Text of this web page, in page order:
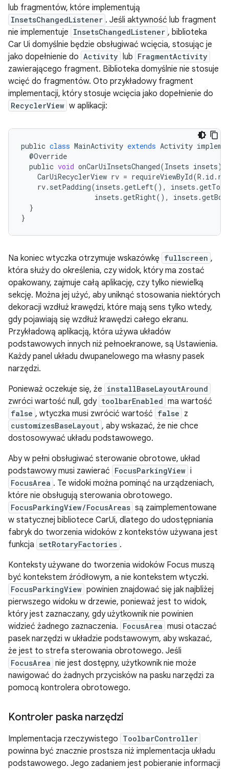
lub fragmentów, które implementują
InsetsChangedListener . Jeśli aktywność lub fragment
nie implementuje InsetsChangedListener , biblioteka
Car Ui domyślnie będzie obsługiwać wcięcia, stosując je
jako dopełnienie do Activity lub FragmentActivity
zawierającego fragment. Biblioteka domyślnie nie stosuje
wcięć do fragmentów. Oto przykładowy fragment
implementacji, który stosuje wcięcia jako dopełnienie do
RecyclerView w aplikacji:
public class MainActivity extends Activity
@Override
public void onCarUiInsetsChanged(Insets insets)
CarUiRecyclerView rv = requireViewById(R . id .
rv. setPadding(insets .getLeft(), insets .getTop
insets .getRight(), insets .
}
}
Na koniec wtyczka otrzymuje wskazówkę fullscreen ,
która służy do określenia, czy widok, który ma zostać
opakowany, zajmuje całą aplikację, czy tylko niewielką
sekcję. Można jej użyć, aby uniknąć stosowania niektórych
dekoracji wzdłuż krawędzi, które mają sens tylko wtedy,
gdy pojawiają się wzdłuż krawędzi całego ekranu.
Przykładową aplikacją, która używa układów
podstawowych innych niż pełnoekranowe, są Ustawienia.
Każdy panel układu dwupanelowego ma własny pasek
narzędzi.
Ponieważ oczekuje się, że installBaseLayoutAround
zwróci wartość null, gdy toolbarEnabled ma wartość
false , wtyczka musi zwrócić wartość false z
customizesBaseLayout , aby wskazać, że nie chce
dostosowywać układu podstawowego.
Aby w pełni obsługiwać sterowanie obrotowe, układ
podstawowy musi zawierać FocusParkingView i
FocusArea . Te widoki można pominąć na urządzeniach,
które nie obsługują sterowania obrotowego.
FocusParkingView/FocusAreas są zaimplementowane
w statycznej bibliotece CarUi, dlatego do udostępniania
fabryk do tworzenia widoków z kontekstów używana jest
funkcja setRotaryFactories .
Konteksty używane do tworzenia widoków Focus muszą
być kontekstem źródłowym, a nie kontekstem wtyczki.
FocusParkingView powinien znajdować się jak najbliżej
pierwszego widoku w drzewie, ponieważ jest to widok,
który jest zaznaczany, gdy użytkownik nie powinien
widzieć żadnego zaznaczenia. FocusArea musi otaczać
pasek narzędzi w układzie podstawowym, aby wskazać,
że jest to strefa sterowania obrotowego. Jeśli
FocusArea nie jest dostępny, użytkownik nie może
nawigować do żadnych przycisków na pasku narzędzi za
pomocą kontrolera obrotowego.
Kontroler paska narzędzi
Implementacja rzeczywistego ToolbarController
powinna być znacznie prostsza niż implementacja układu
podstawowego. Jego zadaniem jest pobieranie informacji